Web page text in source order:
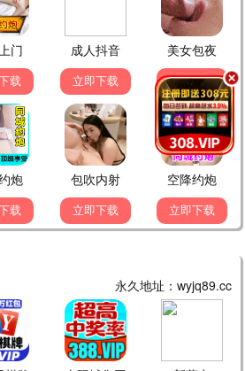
县委大院
职场